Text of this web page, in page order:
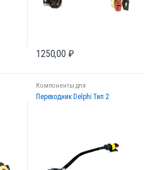
1250,00 ₽
Компоненты для
диагностических стендов
Переходник Delphi Тип 2